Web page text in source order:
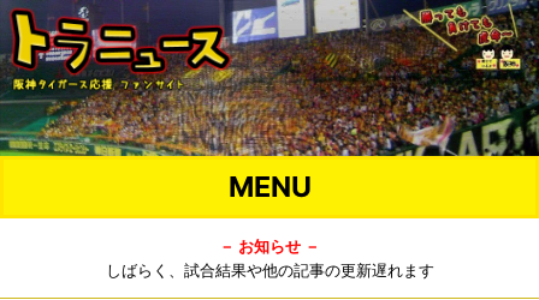
MENU
－ お知らせ －
しばらく、試合結果や他の記事の更新遅れます